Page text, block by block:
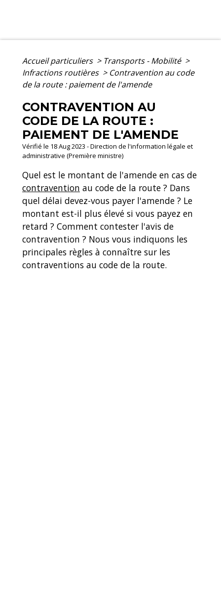
Accueil particuliers > Transports - Mobilité >
Infractions routières > Contravention au code
de la route : paiement de l'amende
CONTRAVENTION AU
CODE DE LA ROUTE :
PAIEMENT DE L'AMENDE
Vérifié le 18 Aug 2023 - Direction de l'information légale et
administrative (Première ministre)
Quel est le montant de l'amende en cas de
contravention au code de la route ? Dans
quel délai devez-vous payer l'amende ? Le
montant est-il plus élevé si vous payez en
retard ? Comment contester l'avis de
contravention ? Nous vous indiquons les
principales règles à connaître sur les
contraventions au code de la route.